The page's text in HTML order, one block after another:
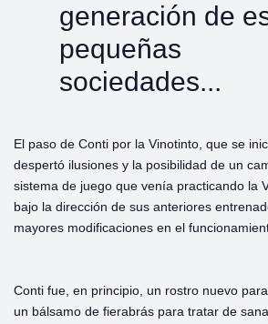
generación de
pequeñas
sociedades...
El paso de Conti por la Vinotinto, que se
despertó ilusiones y la posibilidad de un
sistema de juego que venía practicando la
bajo la dirección de sus anteriores
mayores modificaciones en el
Conti fue, en principio, un rostro nuevo
un bálsamo de fierabrás para tratar de